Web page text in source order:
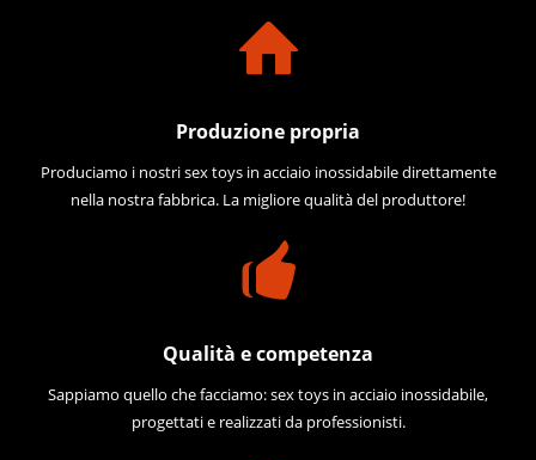
Produzione propria
Produciamo i nostri sex toys in acciaio inossidabile direttamente
nella nostra fabbrica. La migliore qualità del produttore!
Qualità e competenza
Sappiamo quello che facciamo: sex toys in acciaio inossidabile,
progettati e realizzati da professionisti.